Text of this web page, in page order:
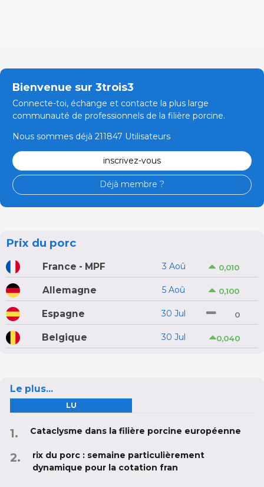
Bienvenue sur 3trois3
Connecte-toi, échange et contacte la plus large
communauté de professionnels de la filière porcine.
Nous sommes déjà 211847 Utilisateurs
inscrivez-vous
Déjà membre ?
Prix du porc
France - MPF 3 Aoû 0,010
Allemagne 5 Aoû 0,100
Espagne 30 Jul 0
Belgique 30 Jul 0,040
Le plus...
LU
Cataclysme dans la filière porcine européenne
rix du porc : semaine particulièrement
dynamique pour la cotation fran